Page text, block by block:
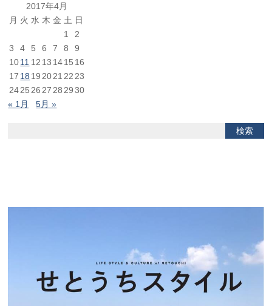
2017年4月
月 火 水 木 金 土 日
1
2
3
4 5 6 7 8
9
1011 12 13 1415 16
17 18 19 2021 22 23
2425 26 27 28 29 30
« 1月
5月 »